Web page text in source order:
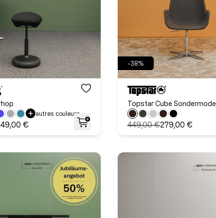
autres couleurs
€
-38%
Topstar Cube Sondermodell
449,00 €279,00 €